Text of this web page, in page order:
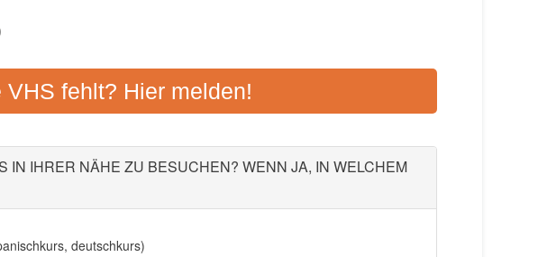
EISLINGEN
Schlossplatz 1, 73054 Eislingen
VHS fehlt? Hier melden!
IN IHRER NÄHE ZU BESUCHEN? WENN JA, IN WELCHEM
deutschkurs)